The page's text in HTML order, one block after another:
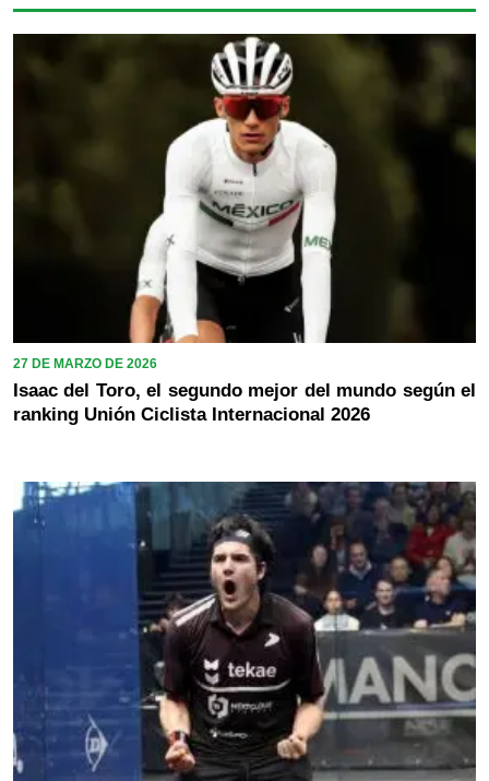
27 DE MARZO DE 2026
Isaac del Toro, el segundo mejor del mundo según el
ranking Unión Ciclista Internacional 2026